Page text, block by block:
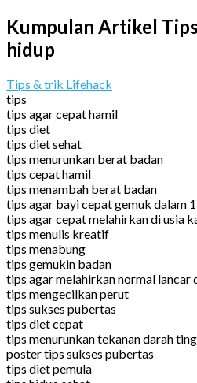
Kumpulan Artikel
hidup
Tips & trik Lifehack
tips
tips agar cepat hamil
tips diet
tips diet sehat
tips menurunkan berat badan
tips cepat hamil
tips menambah berat badan
tips agar bayi cepat gemuk dalam
tips agar cepat melahirkan di usia
tips menulis kreatif
tips menabung
tips gemukin badan
tips agar melahirkan normal lancar
tips mengecilkan perut
tips sukses pubertas
tips diet cepat
tips menurunkan tekanan darah
poster tips sukses pubertas
tips diet pemula